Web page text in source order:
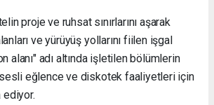
proje ve ruhsat sınırlarını aşarak
ve yürüyüş yollarını fiilen işgal
alanı" adı altında işletilen bölümlerin
eğlence ve diskotek faaliyetleri için
ediyor.